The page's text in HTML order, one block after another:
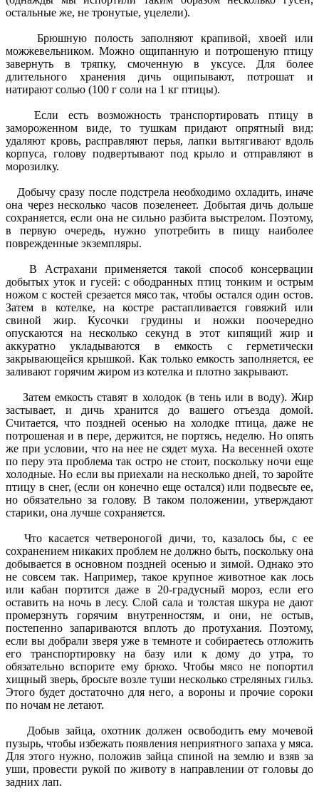
остальные же, не тронутые, уцелели).
Брюшную полость заполняют крапивой, хвоей или
можжевельником. Можно ощипанную и потрошеную птицу
завернуть в тряпку, смоченную в уксусе. Для более
длительного хранения дичь ощипывают, потрошат и
натирают солью (100 г соли на 1 кг птицы).
Если есть возможность транспортировать птицу в
замороженном виде, то тушкам придают опрятный вид:
удаляют кровь, расправляют перья, лапки вытягивают вдоль
корпуса, голову подвертывают под крыло и отправляют в
морозилку.
Добычу сразу после подстрела необходимо охладить, иначе
она через несколько часов позеленеет. Добытая дичь дольше
сохраняется, если она не сильно разбита выстрелом. Поэтому,
в первую очередь, нужно употребить в пищу наиболее
поврежденные экземпляры.
В Астрахани применяется такой способ консервации
добытых уток и гусей: с ободранных птиц тонким и острым
ножом с костей срезается мясо так, чтобы остался один остов.
Затем в котелке, на костре растапливается говяжий или
свиной жир. Кусочки грудины и ножки поочередно
опускаются на несколько секунд в этот кипящий жир и
аккуратно укладываются в емкость с герметически
закрывающейся крышкой. Как только емкость заполняется, ее
заливают горячим жиром из котелка и плотно закрывают.
Затем емкость ставят в холодок (в тень или в воду). Жир
застывает, и дичь хранится до вашего отъезда домой.
Считается, что поздней осенью на холодке птица, даже не
потрошеная и в пере, держится, не портясь, неделю. Но опять
же при условии, что на нее не сядет муха. На весенней охоте
по перу эта проблема так остро не стоит, поскольку ночи еще
холодные. Но если вы приехали на несколько дней, то заройте
птицу в снег, (если он конечно еще остался) или подвесьте ее,
но обязательно за голову. В таком положении, утверждают
старики, она лучше сохраняется.
Что касается четвероногой дичи, то, казалось бы, с ее
сохранением никаких проблем не должно быть, поскольку она
добывается в основном поздней осенью и зимой. Однако это
не совсем так. Например, такое крупное животное как лось
или кабан портится даже в 20-градусный мороз, если его
оставить на ночь в лесу. Слой сала и толстая шкура не дают
промерзнуть горячим внутренностям, и они, не остыв,
постепенно запариваются вплоть до протухания. Поэтому,
если вы добрали зверя уже в темноте и собираетесь отложить
его транспортировку на базу или к дому до утра, то
обязательно вспорите ему брюхо. Чтобы мясо не попортил
хищный зверь, бросьте возле туши несколько стреляных гильз.
Этого будет достаточно для него, а вороны и прочие сороки
по ночам не летают.
Добыв зайца, охотник должен освободить ему мочевой
пузырь, чтобы избежать появления неприятного запаха у мяса.
Для этого нужно, положив зайца спиной на землю и взяв за
уши, провести рукой по животу в направлении от головы до
задних лап.